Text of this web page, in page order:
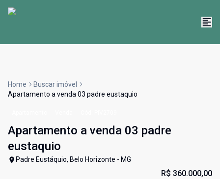
Home
Buscar imóvel
Apartamento a venda 03 padre eustaquio
Apartamento a venda 03 padre
eustaquio
Padre Eustáquio, Belo Horizonte - MG
R$ 360.000,00